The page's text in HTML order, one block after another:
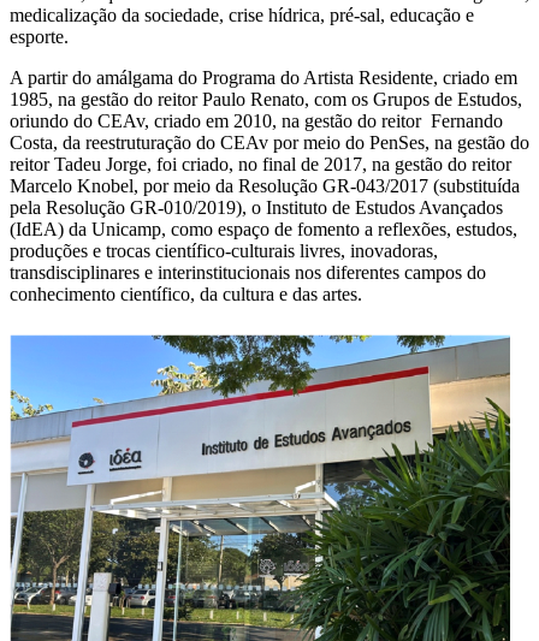
medicalização da sociedade, crise hídrica, pré-sal, educação e
esporte.
A partir do amálgama do Programa do Artista Residente, criado em
1985, na gestão do reitor Paulo Renato, com os Grupos de Estudos,
oriundo do CEAv, criado em 2010, na gestão do reitor Fernando
Costa, da reestruturação do CEAv por meio do PenSes, na gestão do
reitor Tadeu Jorge, foi criado, no final de 2017, na gestão do reitor
Marcelo Knobel, por meio da Resolução GR-043/2017 (substituída
pela Resolução GR-010/2019), o Instituto de Estudos Avançados
(IdEA) da Unicamp, como espaço de fomento a reflexões, estudos,
produções e trocas científico-culturais livres, inovadoras,
transdisciplinares e interinstitucionais nos diferentes campos do
conhecimento científico, da cultura e das artes.